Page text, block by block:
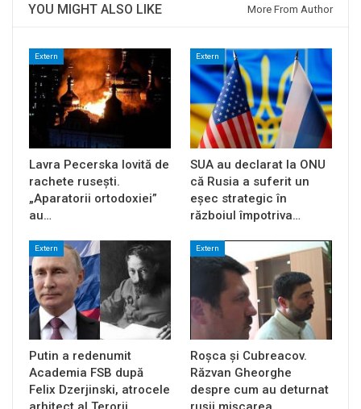
YOU MIGHT ALSO LIKE More From Author
Extern
Lavra Pecerska lovită de
rachete rusești.
„Aparatorii ortodoxiei”
au…
Extern
SUA au declarat la ONU
că Rusia a suferit un
eșec strategic în
războiul împotriva…
Extern
Putin a redenumit
Academia FSB după
Felix Dzerjinski, atrocele
Extern
Roșca și Cubreacov.
Răzvan Gheorghe
despre cum au deturnat